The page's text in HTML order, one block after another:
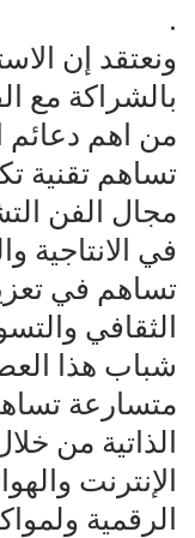
.
ونعتقد إن
بالشراكة مع
من اهم دعائم
تساهم تقنية
مجال الفن
في الانتاجية
تساهم في
الثقافي
شباب هذا
متسارعة
الذاتية من
الإنترنت
الرقمية